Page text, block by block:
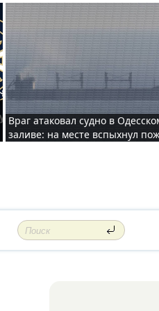
Враг атаковал судно в
заливе: на месте вспыхнул